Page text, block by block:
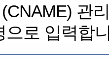
관
으로 입력합